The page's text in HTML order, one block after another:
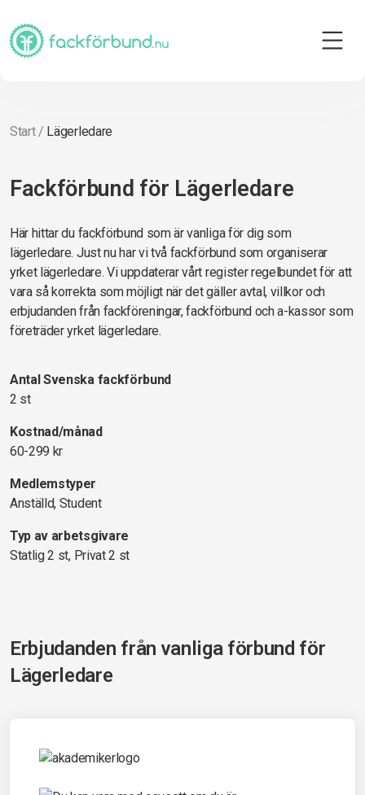
Start/ Lägerledare
Fackförbund för Lägerledare
Här hittar du fackförbund som är vanliga för dig som
lägerledare. Just nu har vi två fackförbund som organiserar
yrket lägerledare. Vi uppdaterar vårt register regelbundet för att
vara så korrekta som möjligt när det gäller avtal, villkor och
erbjudanden från fackföreningar, fackförbund och a-kassor som
företräder yrket lägerledare.
Antal Svenska fackförbund
2 st
Kostnad/månad
60-299 kr
Medlemstyper
Anställd, Student
Typ av arbetsgivare
Statlig 2 st, Privat 2 st
Erbjudanden från vanliga förbund för
Lägerledare